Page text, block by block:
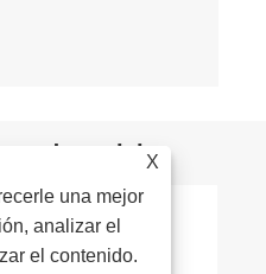
de noticias
X
una mejor
analizar el
el contenido.